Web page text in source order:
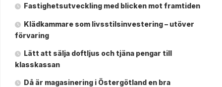
Fastighetsutveckling med blicken mot framtiden
Klädkammare som livsstilsinvestering – utöver
förvaring
Lätt att sälja doftljus och tjäna pengar till
klasskassan
Då är magasinering i Östergötland en bra